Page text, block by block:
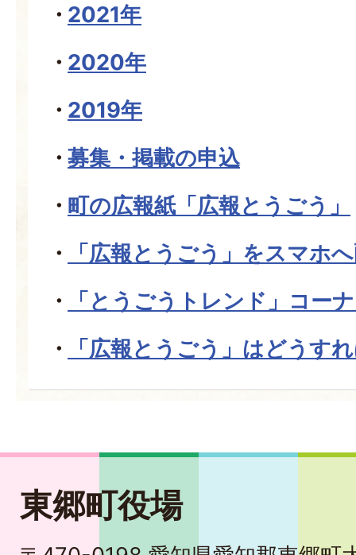
2021年
2020年
2019年
募集・掲載の申込
町の広報紙「広報とうごう」
「広報とうごう」をスマホ
「とうごうトレンド」コー
「広報とうごう」はどうす
東郷町役場